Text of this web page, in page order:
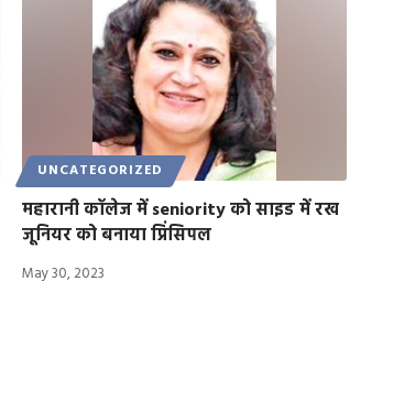
UNCATEGORIZED
महारानी कॉलेज में seniority को साइड में रख
जूनियर को बनाया प्रिंसिपल
May 30, 2023